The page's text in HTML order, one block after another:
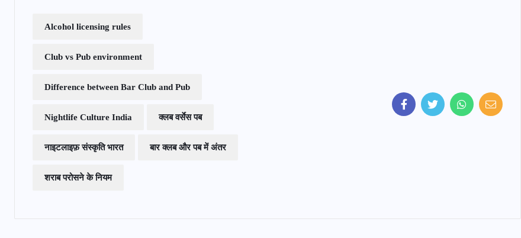
Alcohol licensing rules
Club vs Pub environment
Difference between Bar Club and Pub
Nightlife Culture India क्लब वर्सेस पब
नाइटलाइफ़ संस्कृति भारत बार क्लब और पब में अंतर
शराब परोसने के नियम